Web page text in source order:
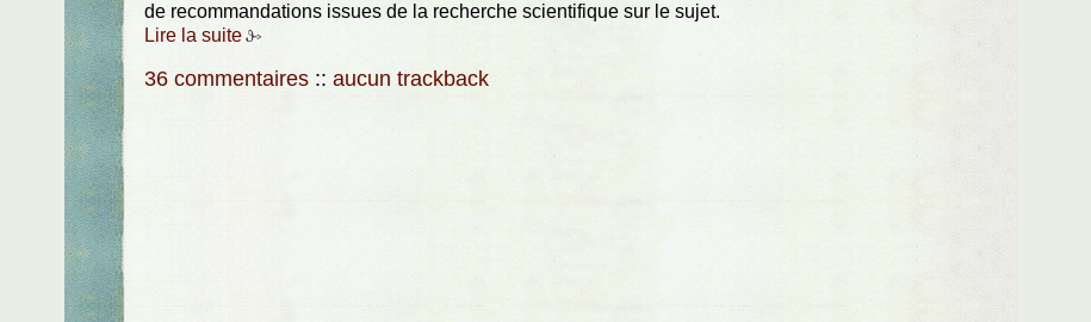
de recommandations issues de la recherche scientifique sur le sujet.
Lire la suite
36 commentaires :: aucun trackback